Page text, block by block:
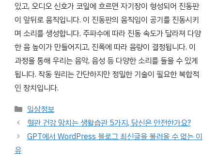
있고, 오디오 신호가 코일에 흐르면 자기장이 형성되어 진동판
이 앞뒤로 움직입니다. 이 진동판의 움직임이 공기를 진동시키
며 소리를 생성합니다. 주파수에 따라 진동 속도가 달라져 다양
한 음 높이가 만들어지고, 진폭에 따라 음량이 결정됩니다. 이
과정을 통해 우리는 음악, 음성 등 다양한 소리를 들을 수 있게
됩니다. 작동 원리는 간단하지만 정밀한 기술이 필요한 복합적
인 장치입니다.
카
테
고
리
일상정보
혈관 건강 망치는 생활습관 5가지, 당신은 안전한가요?
GPT에서 WordPress 블로그 최신글을 불러올 수 없는 이
유